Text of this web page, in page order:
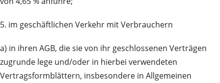
5. im geschäftlichen Verkehr mit Verbrauchern
a) in ihren AGB, die sie von ihr geschlossenen Verträgen
zugrunde lege und/oder in hierbei verwendeten
Vertragsformblättern, insbesondere in Allgemeinen